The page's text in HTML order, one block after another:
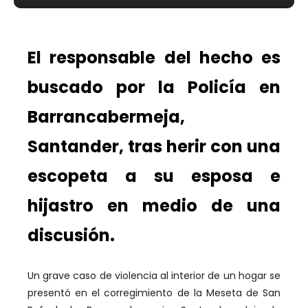
El responsable del hecho es
buscado por la Policía en
Barrancabermeja,
Santander, tras herir con una
escopeta a su esposa e
hijastro en medio de una
discusión.
Un grave caso de violencia al interior de un hogar se
presentó en el corregimiento de la Meseta de San